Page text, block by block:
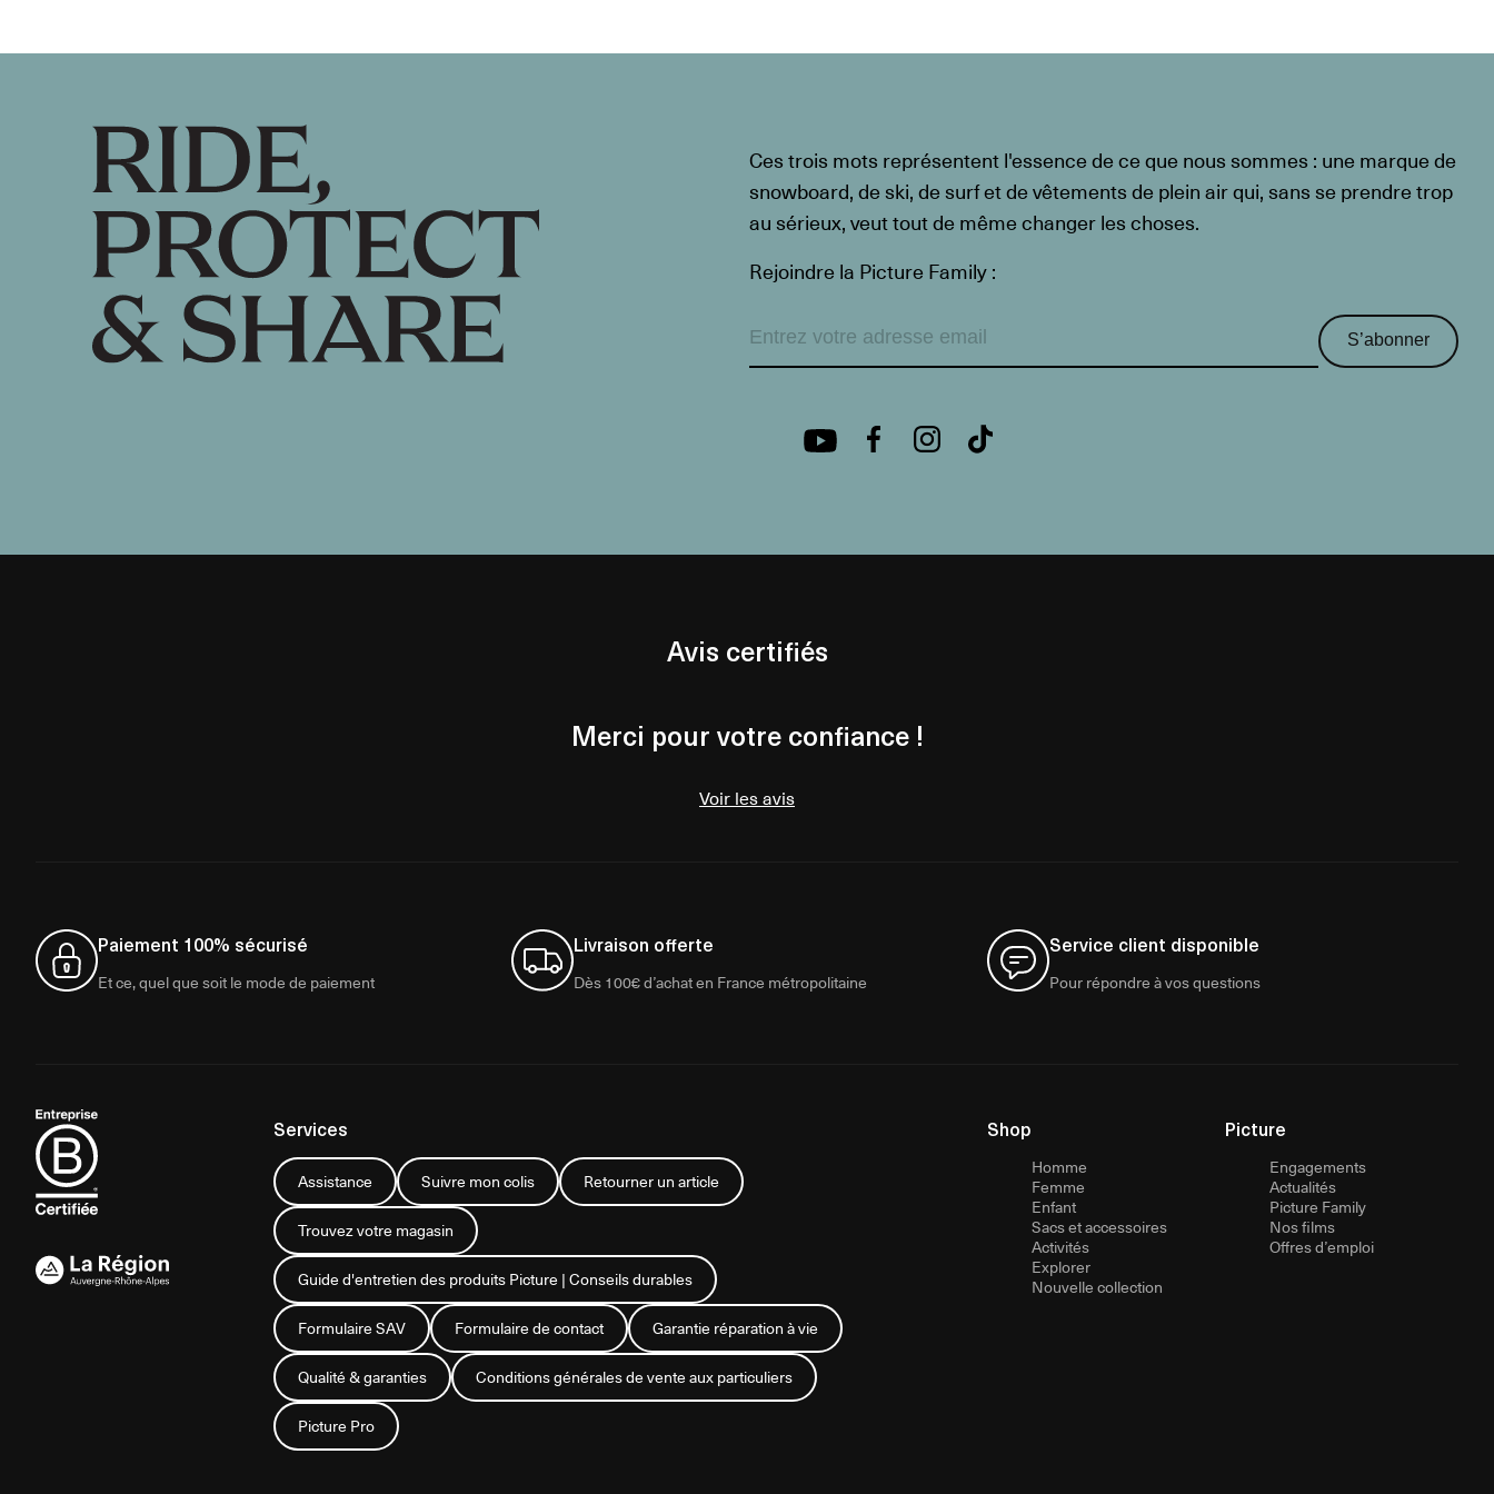
Ces trois mots représentent l'essence de ce que nous sommes : une marque de
snowboard, de ski, de surf et de vêtements de plein air qui, sans se prendre trop
au sérieux, veut tout de même changer les choses.
Rejoindre la Picture Family :
S’abonner
Avis certifiés
Merci pour votre confiance !
Voir les avis
Paiement 100% sécurisé
Et ce, quel que soit le mode de paiement
Livraison offerte
Dès 100€ d’achat en France métropolitaine
Service client disponible
Pour répondre à vos questions
Services
Assistance Suivre mon colis Retourner un article
Trouvez votre magasin
Guide d'entretien des produits Picture | Conseils durables
Formulaire SAV Formulaire de contact Garantie réparation à vie
Qualité & garanties Conditions générales de vente aux particuliers
Picture Pro
Shop
Homme
Femme
Enfant
Sacs et accessoires
Activités
Explorer
Nouvelle collection
Picture
Engagements
Actualités
Picture Family
Nos films
Offres d’emploi